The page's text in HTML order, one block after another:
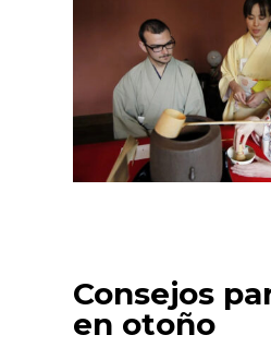
Consejos
en otoño